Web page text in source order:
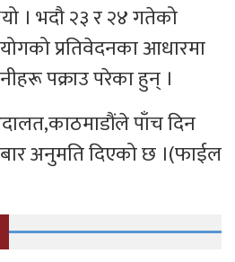
। भदौ २३ र २४ गतेको
प्रतिवेदनका आधारमा
पक्राउ परेका हुन् ।
पाँच दिन
अनुमति दिएको छ ।(फाईल